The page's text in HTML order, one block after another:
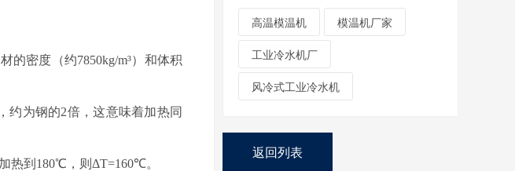
密度（约7850kg/m³）和体积
约为钢的2倍，这意味着加热同
热到180℃，则ΔT=160℃。
高温模温机 模温机厂家
工业冷水机厂
风冷式工业冷水机
返回列表